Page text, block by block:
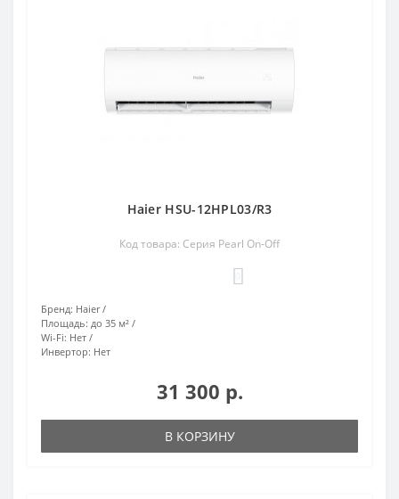
Haier HSU-12HPL03/R3
Код товара: Серия Pearl On-Off
Бренд: Haier
Площадь: до 35 м²
Wi-Fi: Нет
Инвертор: Нет
31 300 р.
В КОРЗИНУ